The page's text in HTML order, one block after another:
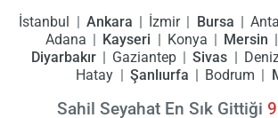
İstanbul Ankara İzmir Bursa
Adana
Kayseri Konya Mersin
Diyarbakır
Gaziantep Sivas
Hatay
Şanlıurfa Bodrum
Sahil Seyahat En Sık Gittiği